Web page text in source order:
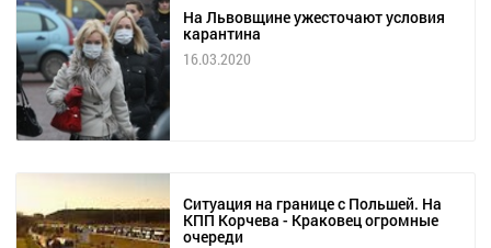
На Львовщине ужесточают условия
карантина
16.03.2020
Ситуация на границе с Польшей. На
КПП Корчева - Краковец огромные
очереди